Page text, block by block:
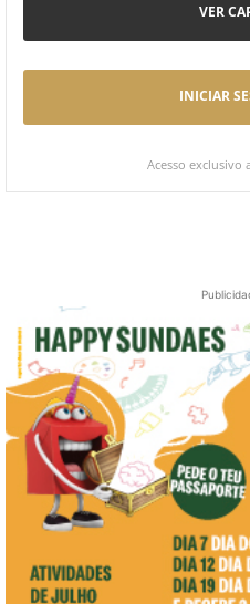
VER
INICIAR
Acesso exclusivo